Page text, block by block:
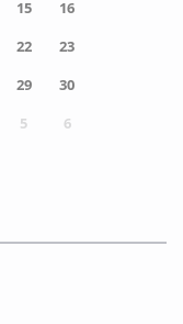
15
16
22
23
29
30
5 6